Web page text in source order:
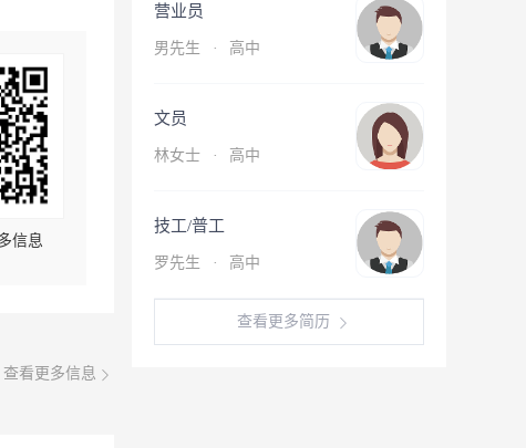
信息
查看更多信息
营业员
男先生 · 高中
文员
林女士 · 高中
技工/普工
罗先生 · 高中
查看更多简历